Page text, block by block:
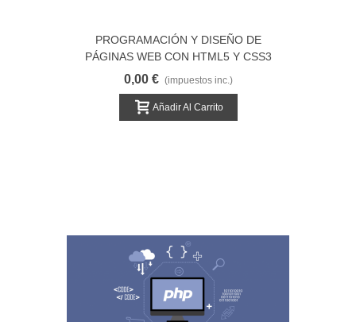
PROGRAMACIÓN Y DISEÑO DE
PÁGINAS WEB CON HTML5 Y CSS3
0,00 € (impuestos inc.)
Añadir Al Carrito